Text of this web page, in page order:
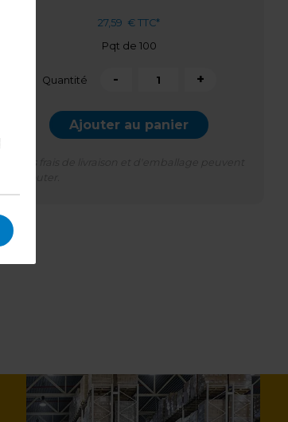
27,59 € TTC*
Pqt de 100
Quantité - +
Ajouter au panier